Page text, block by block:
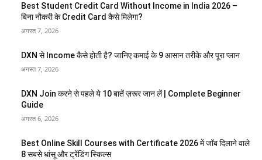
Best Student Credit Card Without Income in India 2026 –
बिना नौकरी के Credit Card कैसे मिलेगा?
अगस्त 7, 2026
DXN से Income कैसे होती है? जानिए कमाई के 9 आसान तरीके और पूरा प्लान
अगस्त 7, 2026
DXN Join करने से पहले ये 10 बातें ज़रूर जान लें | Complete Beginner
Guide
अगस्त 6, 2026
Best Online Skill Courses with Certificate 2026 में जॉब दिलाने वाले
8 सबसे धांसू और ट्रेंडिंग स्किल्स